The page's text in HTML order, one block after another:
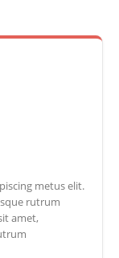
metus elit.
rutrum
amet,